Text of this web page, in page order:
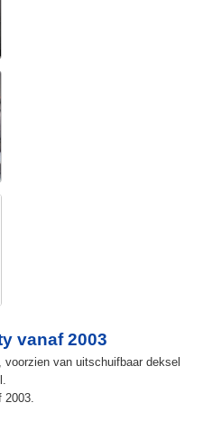
vanaf 2003
van uitschuifbaar deksel
2003.